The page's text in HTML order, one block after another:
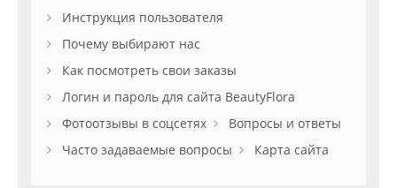
Инструкция пользователя
Почему выбирают нас
Как посмотреть свои заказы
Логин и пароль для сайта BeautyFlora
Фотоотзывы в соцсетях
Вопросы и ответы
Часто задаваемые вопросы
Карта сайта